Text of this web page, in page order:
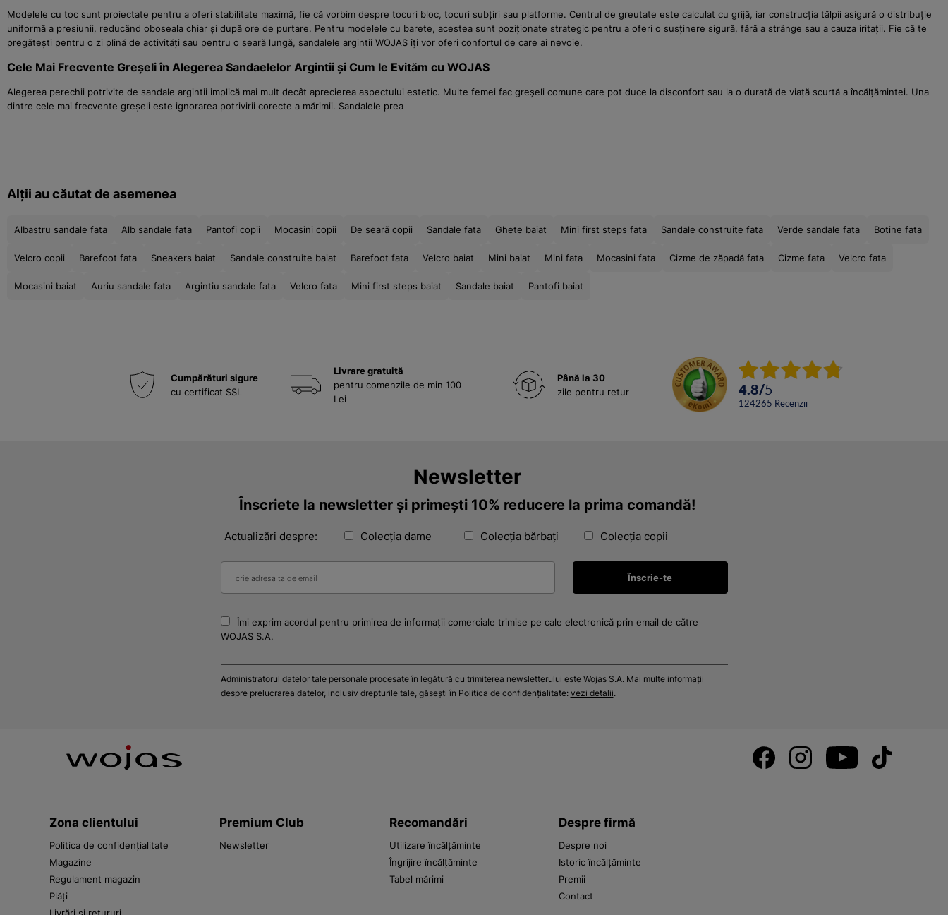
Modelele cu toc sunt proiectate pentru a oferi stabilitate maximă, fie că vorbim despre tocuri bloc, tocuri subțiri sau platforme. Centrul de greutate este calculat cu grijă, iar construcția tălpii asigură o distribuție
uniformă a presiunii, reducând oboseala chiar și după ore de purtare. Pentru modelele cu barete, acestea sunt poziționate strategic pentru a oferi o susținere sigură, fără a strânge sau a cauza iritații. Fie că te
pregătești pentru o zi plină de activități sau pentru o seară lungă, sandalele argintii WOJAS îți vor oferi confortul de care ai nevoie.
Cele Mai Frecvente Greșeli în Alegerea Sandaelelor Argintii și Cum le Evităm cu WOJAS
Alegerea perechii potrivite de sandale argintii implică mai mult decât aprecierea aspectului estetic. Multe femei fac greșeli comune care pot duce la disconfort sau la o durată de viață scurtă a încălțămintei. Una
dintre cele mai frecvente greșeli este ignorarea potrivirii corecte a mărimii. Sandalele prea
Alții au căutat de asemenea
Albastru sandale fata Alb sandale fata Pantofi copii Mocasini copii De seară copii Sandale fata Ghete baiat Mini first steps fata Sandale construite fata Verde sandale fata Botine fata
Velcro copii Barefoot fata Sneakers baiat Sandale construite baiat Barefoot fata Velcro baiat Mini baiat Mini fata Mocasini fata Cizme de zăpadă fata Cizme fata Velcro fata
Mocasini baiat Auriu sandale fata Argintiu sandale fata Velcro fata Mini first steps baiat Sandale baiat Pantofi baiat
Cumpărături sigure
cu certificat SSL
Livrare gratuită
pentru comenzile de min 100
Lei
Până la 30
zile pentru retur
4.8/5
124265 Recenzii
Newsletter
Înscriete la newsletter și primești 10% reducere la prima comandă!
Actualizări despre: Colecția dame Colecția bărbați Colecția copii
Îmi exprim acordul pentru primirea de informații comerciale trimise pe cale electronică prin email de către
WOJAS S.A.
Administratorul datelor tale personale procesate în legătură cu trimiterea newsletterului este Wojas S.A. Mai multe informații
despre prelucrarea datelor, inclusiv drepturile tale, găsești în Politica de confidențialitate: vezi detalii.
Zona clientului
Politica de confidențialitate
Magazine
Regulament magazin
Plăți
Premium Club
Newsletter
Recomandări
Utilizare încălțăminte
Îngrijire încălțăminte
Tabel mărimi
Despre firmă
Despre noi
Istoric încălțăminte
Premii
Contact